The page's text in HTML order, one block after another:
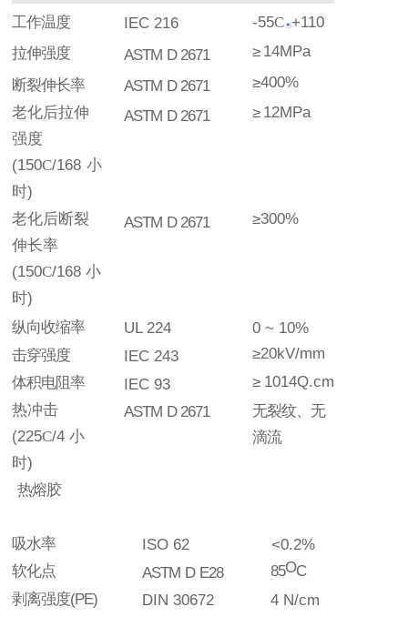
工作温度
IEC 216 -55C +110
拉伸强度
ASTM D 2671 ≥ 14MPa
断裂伸长率
ASTM D 2671
≥400%
老化后拉伸
强度
(150C/168 小
时)
ASTM D 2671 ≥ 12MPa
老化后断裂
伸长率
(150C/168 小
时)
ASTM D 2671 ≥300%
纵向收缩率 UL 224 0 ~ 10%
击穿强度
IEC 243
≥20kV/mm
体积电阻率
IEC 93 ≥ 1014Q.cm
热冲击
(225C/4小
时)
ASTM D 2671
无裂纹、无
滴流
热熔胶
吸水率 ISO 62
<0.2%
软化点
ASTM D E28 85OC
剥离强度(PE) DIN 30672 4 N/cm